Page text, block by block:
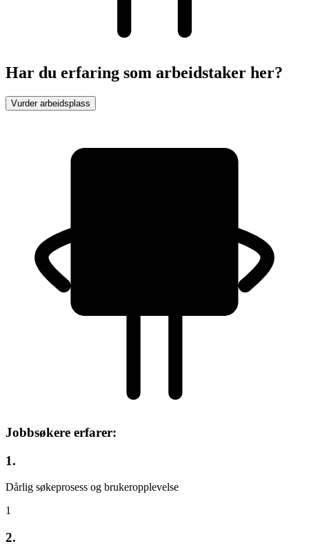
Har du erfaring som arbeidstaker her?
Vurder arbeidsplass
Jobbsøkere erfarer:
1.
Dårlig søkeprosess og brukeropplevelse
1
2.